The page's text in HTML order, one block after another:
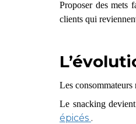
Proposer des mets
clients qui
Les
Le snacking
épicés .